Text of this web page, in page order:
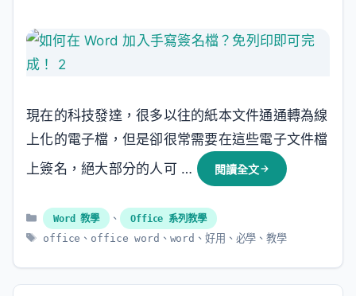
現在的科技發達，很多以往的紙本文件通通轉為線
上化的電子檔，但是卻很常需要在這些電子文件檔
上簽名，絕大部分的人可 …
閱讀全文
分
類
Word 教學 、
Office 系列教學
標
office 、 office word 、 word 、 好用 、 必學 、教學